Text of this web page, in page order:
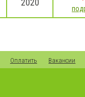
2020
Оплатить Вакансии